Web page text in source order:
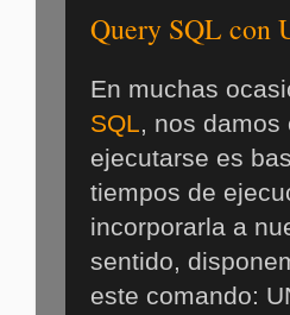
Query SQL con
En muchas
SQL, nos damos
ejecutarse es
tiempos de
incorporarla a
sentido,
este comando: